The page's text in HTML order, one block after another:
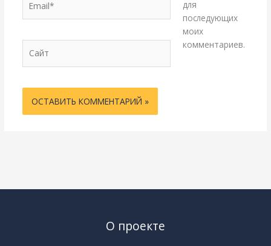
для
последующих
моих
комментариев.
О проекте